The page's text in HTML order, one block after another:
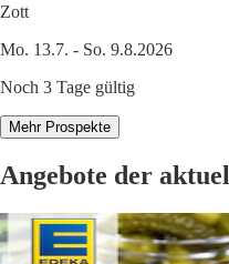
Zott
Mo. 13.7. - So. 9.8.2026
Noch 3 Tage gültig
Mehr Prospekte
Angebote der